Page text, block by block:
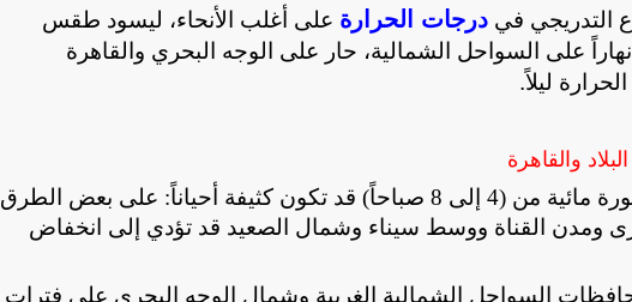
درجات الحرارة على أغلب الأنحاء، ليسود ​طقس
على السواحل الشمالية، حار على الوجه البحري والقاهرة
ليلاً.
والقاهرة
مائية
من (4 إلى 8 صباحاً) قد تكون كثيفة أحياناً: على بعض الطرق
ومدن القناة ووسط سيناء وشمال الصعيد قد تؤدي إلى انخفاض
السواحل الشمالية الغربية وشمال الوجه البحري على فترات